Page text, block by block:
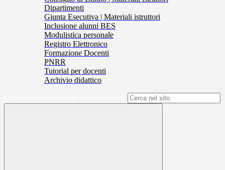
Dipartimenti
Giunta Esecutiva | Materiali istruttori
Inclusione alunni BES
Modulistica personale
Registro Elettronico
Formazione Docenti
PNRR
Tutorial per docenti
Archivio didattico